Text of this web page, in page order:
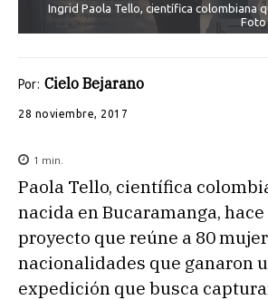
Ingrid Paola Tello, científica colombiana
Foto
Por: Cielo Bejarano
28 noviembre, 2017
1 min.
Paola Tello, científica
nacida en Bucaramanga,
proyecto que reúne a 80
nacionalidades que ganaron
expedición que busca